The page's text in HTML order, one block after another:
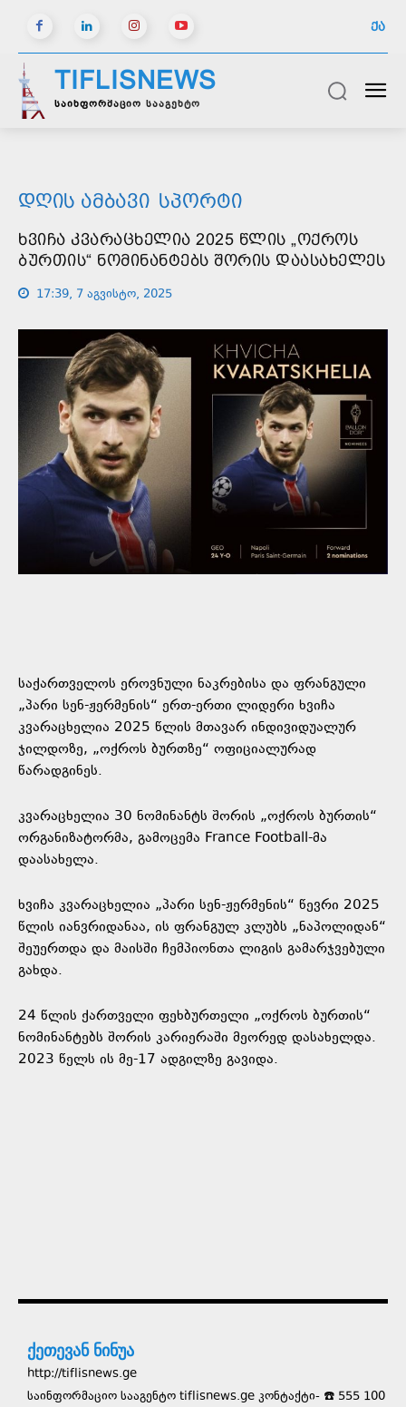
ᲥᲐ
TIFLISNEWS
საინფორმაციო სააგენტო
ᲓᲦᲘᲡ ᲐᲛᲑᲐᲕᲘ ᲡᲞᲝᲠᲢᲘ
ᲮᲕᲘᲩᲐ ᲙᲕᲐᲠᲐᲪᲮᲔᲚᲘᲐ 2025 ᲬᲚᲘᲡ „ᲝᲥᲠᲝᲡ
ᲑᲣᲠᲗᲘᲡ“ ᲜᲝᲛᲘᲜᲐᲜᲢᲔᲑᲡ ᲨᲝᲠᲘᲡ ᲓᲐᲐᲡᲐᲮᲔᲚᲔᲡ
17:39, 7 აგვისტო, 2025
საქართველოს ეროვნული ნაკრებისა და ფრანგული
„პარი სენ-ჟერმენის“ ერთ-ერთი ლიდერი ხვიჩა
კვარაცხელია 2025 წლის მთავარ ინდივიდუალურ
ჯილდოზე, „ოქროს ბურთზე“ ოფიციალურად
წარადგინეს.
კვარაცხელია 30 ნომინანტს შორის „ოქროს ბურთის“
ორგანიზატორმა, გამოცემა France Football-მა
დაასახელა.
ხვიჩა კვარაცხელია „პარი სენ-ჟერმენის“ წევრი 2025
წლის იანვრიდანაა, ის ფრანგულ კლუბს „ნაპოლიდან“
შეუერთდა და მაისში ჩემპიონთა ლიგის გამარჯვებული
გახდა.
24 წლის ქართველი ფეხბურთელი „ოქროს ბურთის“
ნომინანტებს შორის კარიერაში მეორედ დასახელდა.
2023 წელს ის მე-17 ადგილზე გავიდა.
ქეთევან ნინუა
http://tiflisnews.ge
საინფორმაციო სააგენტო tiflisnews.ge კონტაქტი- ☎️ 555 100